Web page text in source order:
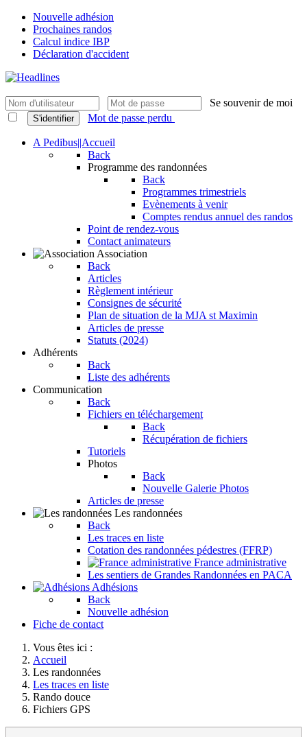
Nouvelle adhésion
Prochaines randos
Calcul indice IBP
Déclaration d'accident
Se souvenir de moi
S'identifier Mot de passe perdu
A Pedibus||Accueil
Back
Programme des randonnées
Back
Programmes trimestriels
Evènements à venir
Comptes rendus annuel des randos
Point de rendez-vous
Contact animateurs
Association
Back
Articles
Règlement intérieur
Consignes de sécurité
Plan de situation de la MJA st Maximin
Articles de presse
Statuts (2024)
Adhérents
Back
Liste des adhérents
Communication
Back
Fichiers en téléchargement
Back
Récupération de fichiers
Tutoriels
Photos
Back
Nouvelle Galerie Photos
Articles de presse
Les randonnées
Back
Les traces en liste
Cotation des randonnées pédestres (FFRP)
France administrative
Les sentiers de Grandes Randonnées en PACA
Adhésions
Back
Nouvelle adhésion
Fiche de contact
Vous êtes ici :
Accueil
Les randonnées
Les traces en liste
Rando douce
Fichiers GPS